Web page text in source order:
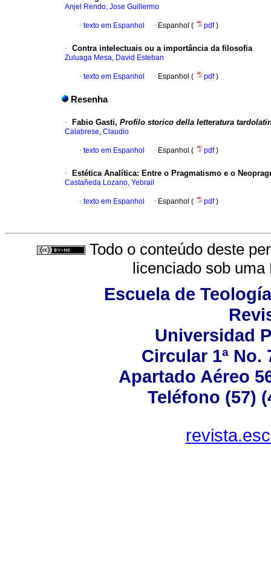
Anjel Rendo, Jose Guillermo
· texto em Espanhol · Espanhol ( pdf)
· Contra intelectuais ou a importância da filosofia
Zuluaga Mesa, David Esteban
· texto em Espanhol · Espanhol ( pdf)
Resenha
· Fabio Gasti, Profilo storico della letteratura
Calabrese, Claudio
· texto em Espanhol · Espanhol ( pdf)
· Estética Analítica: Entre o Pragmatismo e o
Castañeda Lozano, Yebrail
· texto em Espanhol · Espanhol ( pdf)
Todo o conteúdo deste
licenciado sob uma
Escuela de
Universidad
Circular 1ª No.
Apartado Aéreo
Teléfono (57)